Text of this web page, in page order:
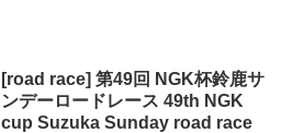
[road race] 第49回 NGK杯鈴鹿サ
ンデーロードレース 49th NGK
cup Suzuka Sunday road race